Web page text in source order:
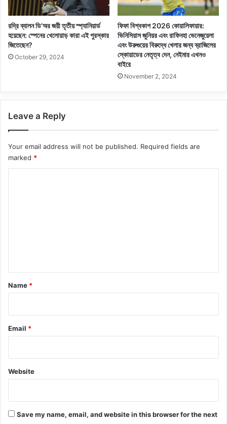
রদ্রি ব্যালন ডি’অর জয়ী তৃতীয় স্প্যানিয়ার্ড
হয়েছেন: স্পেনের খেলোয়াড় কারা এই পুরস্কার
জিতেছেন?
October 29, 2024
ফিফা বিশ্বকাপ 2026 কোয়ালিফায়ার:
ভিনিসিয়াস জুনিয়র এবং রাফিনহা ভেনেজুয়েলা
এবং উরুগুয়ের বিরুদ্ধে খেলার জন্য ব্রাজিলের
স্কোয়াডের নেতৃত্ব দেন, নেইমার এখনও
বাইরে
November 2, 2024
Leave a Reply
Your email address will not be published. Required fields are
marked *
*
Name *
Email *
Website
Save my name, email, and website in this browser for the next